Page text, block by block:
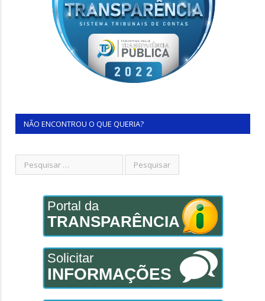
NÃO ENCONTROU O QUE QUERIA?
Portal da
TRANSPARÊNCIA
Solicitar
INFORMAÇÕES